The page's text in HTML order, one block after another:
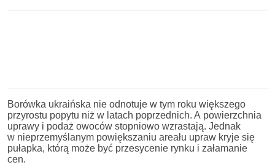
Borówka ukraińska nie odnotuje w tym roku większego
przyrostu popytu niż w latach poprzednich. A powierzchnia
uprawy i podaż owoców stopniowo wzrastają. Jednak
w nieprzemyślanym powiększaniu areału upraw kryje się
pułapka, którą może być przesycenie rynku i załamanie
cen.